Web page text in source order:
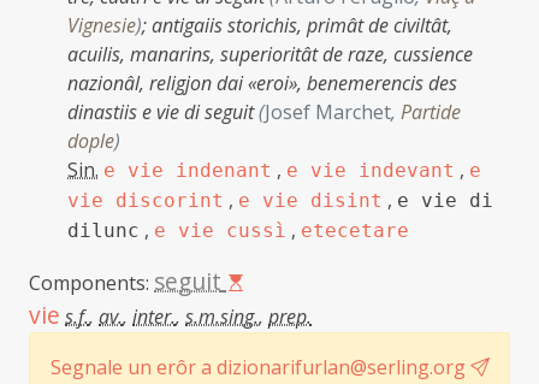
Vignesie);antigaiis storichis, primât de civiltât,
acuilis, manarins, superioritât de raze, cussience
nazionâl, religjon dai «eroi», benemerencis des
dinastiis e vie di seguit(Josef Marchet, Partide
dople)
Sin. e vie indenant , e vie indevant , e
vie discorint , e vie disint , e vie di
dilunc , e vie cussì , etecetare
Components: seguit
vie s.f., av., inter., s.m.sing., prep.
Segnale un erôr a dizionarifurlan@serling.org